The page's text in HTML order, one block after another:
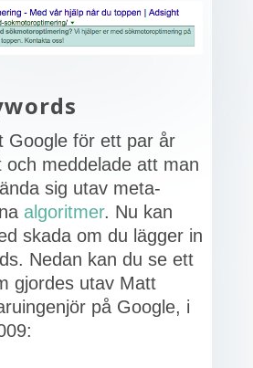
Google för ett par år
och meddelade att man
sig utav meta-
algoritmer. Nu kan
skada om du lägger in
Nedan kan du se ett
gjordes utav Matt
på Google, i